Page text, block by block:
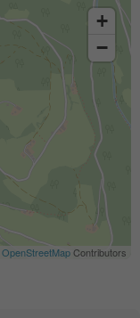
+
−
OpenStreetMapContributors